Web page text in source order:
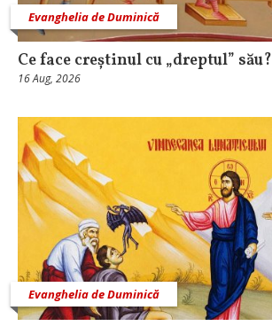
Evanghelia de Duminică
Ce face creștinul cu „dreptul” său?
16 Aug, 2026
Evanghelia de Duminică